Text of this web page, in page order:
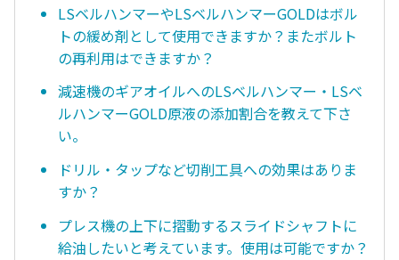
LSベルハンマーやLSベルハンマーGOLDはボル
トの緩め剤として使用できますか？またボルト
の再利用はできますか？
減速機のギアオイルへのLSベルハンマー・LSベ
ルハンマーGOLD原液の添加割合を教えて下さ
い。
ドリル・タップなど切削工具への効果はありま
すか？
プレス機の上下に摺動するスライドシャフトに
給油したいと考えています。使用は可能ですか？